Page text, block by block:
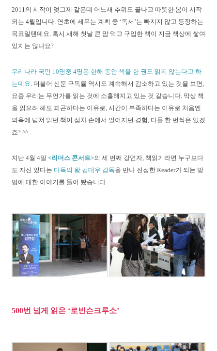
2011의 시작이 엊그제 같은데 어느새 추위도 끝나고 따뜻한 봄이 시작
되는 4월입니다. 연초에 세우는 계획 중 ‘독서’는 빠지지 않고 등장하는
목표일텐데요. 혹시 새해 첫날 큰 맘 먹고 구입한 책이 지금 책상에 쌓여
있지는 않나요?
우리나라 국민 10명중 4명은 한해 동안 책을 한 권도 읽지 않는다고 하
는데요. 더불어 신문 구독률 역시도 계속해서 감소하고 있는 것을 보면,
요즘 우리는 무언가를 읽는 것에 소홀해지고 있는 것 같습니다. 막상 책
을 읽으려 해도 피곤하다는 이유로, 시간이 부족하다는 이유로 처음엔
의욕에 넘쳐 읽던 책이 점차 손에서 멀어지던 경험, 다들 한 번씩은 있겠
죠? ^^
지난 4월 4일 <리더스 콘서트>의 세 번째 강연자, 책읽기라면 누구보다
도 자신 있다는 다독의 왕 김대우 감독을 만나 진정한 Reader가 되는 방
법에 대한 이야기를 들어 봤습니다.
500번 넘게 읽은 ‘로빈슨크루소’